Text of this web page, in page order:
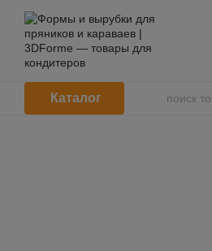
Перейти к основному контенту
Каталог